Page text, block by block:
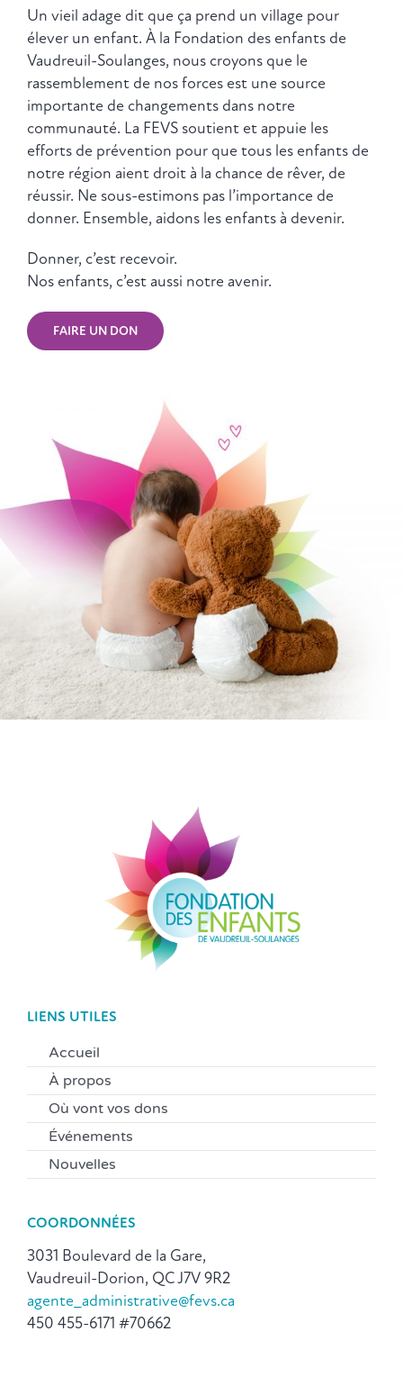
Un vieil adage dit que ça prend un village pour
élever un enfant. À la Fondation des enfants de
Vaudreuil-Soulanges, nous croyons que le
rassemblement de nos forces est une source
importante de changements dans notre
communauté. La FEVS soutient et appuie les
efforts de prévention pour que tous les enfants de
notre région aient droit à la chance de rêver, de
réussir. Ne sous-estimons pas l’importance de
donner. Ensemble, aidons les enfants à devenir.
Donner, c’est recevoir.
Nos enfants, c’est aussi notre avenir.
FAIRE UN DON
LIENS UTILES
Accueil
À propos
Où vont vos dons
Événements
Nouvelles
COORDONNÉES
3031 Boulevard de la Gare,
Vaudreuil-Dorion, QC J7V 9R2
agente_administrative@fevs.ca
450 455-6171 #70662